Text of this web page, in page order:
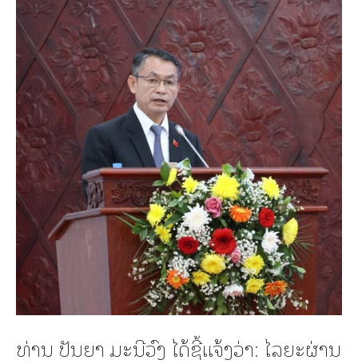
ທ່ານ ປັນຍາ ມະນີວົງ ໄດ້ຊີ້ແຈ້ງວ່າ: ໄລຍະຜ່ານ